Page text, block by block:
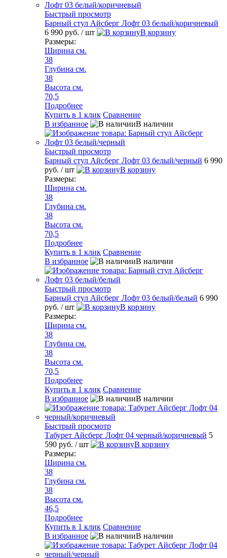
Быстрый просмотр
Барный стул Айсберг Лофт 03 белый/коричневый
6 990 руб. / шт
В корзину
Размеры:
Ширина см.
38
Глубина см.
38
Высота см.
70,5
Подробнее
Купить в 1 клик Сравнение
В избранное
В наличии
Быстрый просмотр
Барный стул Айсберг Лофт 03 белый/черный 6 990
руб. / шт
В корзину
Размеры:
Ширина см.
38
Глубина см.
38
Высота см.
70,5
Подробнее
Купить в 1 клик Сравнение
В избранное
В наличии
Быстрый просмотр
Барный стул Айсберг Лофт 03 белый/белый 6 990
руб. / шт
В корзину
Размеры:
Ширина см.
38
Глубина см.
38
Высота см.
70,5
Подробнее
Купить в 1 клик Сравнение
В избранное
В наличии
Быстрый просмотр
Табурет Айсберг Лофт 04 черный/коричневый 5
590 руб. / шт
В корзину
Размеры:
Ширина см.
38
Глубина см.
38
Высота см.
46,5
Подробнее
Купить в 1 клик Сравнение
В избранное
В наличии